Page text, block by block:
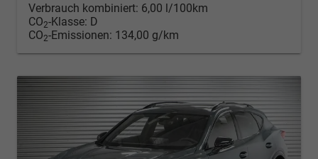
Verbrauch kombiniert: 6,00 l/100km
CO2-Klasse: D
CO2-Emissionen: 134,00 g/km